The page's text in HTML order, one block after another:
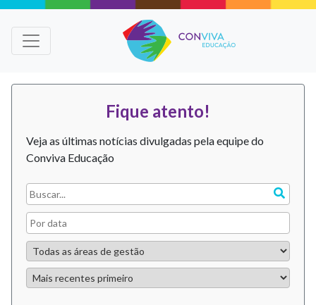
Fique atento!
Veja as últimas notícias divulgadas pela equipe do
Conviva Educação